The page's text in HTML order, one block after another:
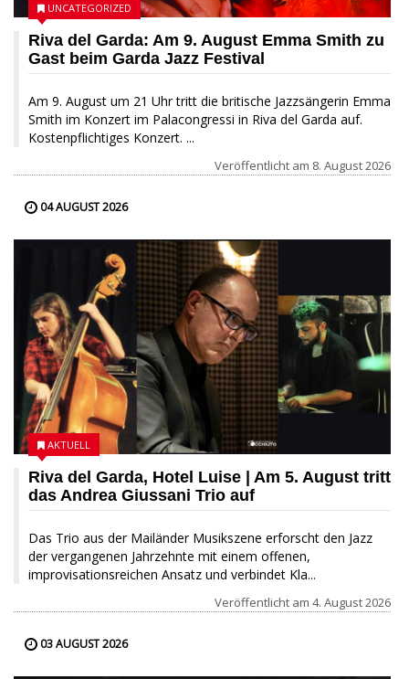
Riva del Garda: Am 9. August Emma Smith zu
Gast beim Garda Jazz Festival
Am 9. August um 21 Uhr tritt die britische Jazzsängerin Emma
Smith im Konzert im Palacongressi in Riva del Garda auf.
Kostenpflichtiges Konzert. ...
UNCATEGORIZED
Veröffentlicht am 8. August 2026
04 AUGUST 2026
Riva del Garda, Hotel Luise | Am 5. August tritt
das Andrea Giussani Trio auf
Das Trio aus der Mailänder Musikszene erforscht den Jazz
der vergangenen Jahrzehnte mit einem offenen,
improvisationsreichen Ansatz und verbindet Kla...
AKTUELL
Veröffentlicht am 4. August 2026
03 AUGUST 2026